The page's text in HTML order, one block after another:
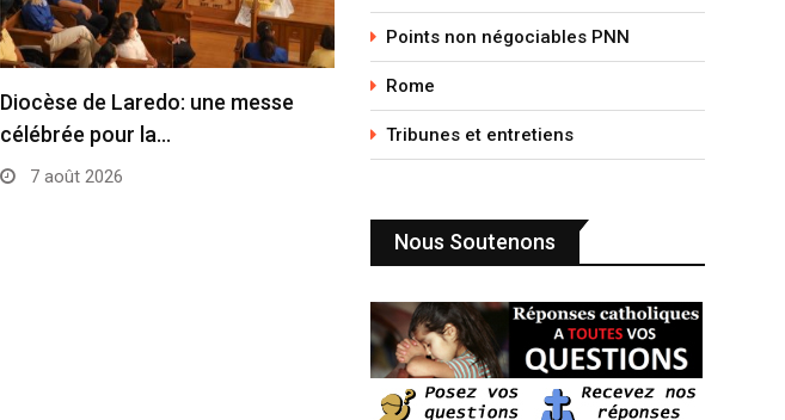
Diocèse de Laredo: une messe
célébrée pour la…
7 août 2026
Points non négociables PNN
Rome
Tribunes et entretiens
Nous Soutenons